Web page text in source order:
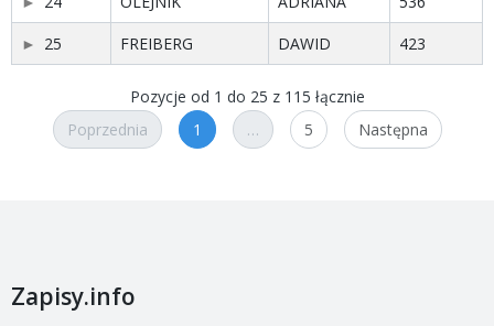
25
FREIBERG DAWID 423
Pozycje od 1 do 25 z 115 łącznie
Poprzednia
1 … 5 Następna
Zapisy.info